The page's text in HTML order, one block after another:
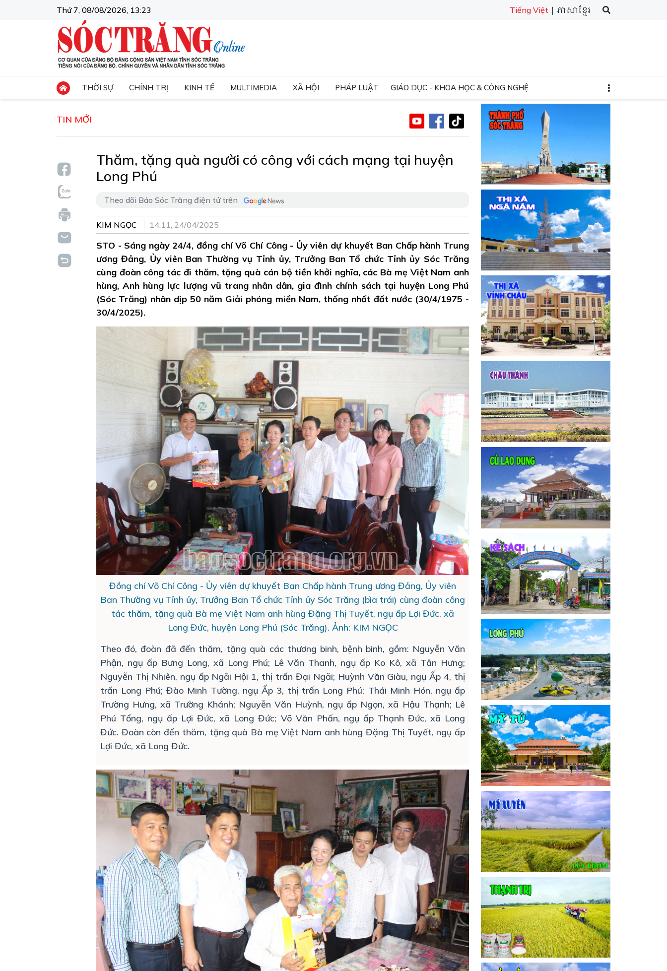
Thứ 7, 08/08/2026, 13:23 Tiếng Việt | ភាសាខ្មែរ
THỜI SỰ CHÍNH TRỊ KINH TẾ MULTIMEDIA XÃ HỘI PHÁP LUẬT GIÁO DỤC - KHOA HỌC & CÔNG NGHỆ
TIN MỚI
Thăm, tặng quà người có công với cách mạng tại huyện
Long Phú
Theo dõi Báo Sóc Trăng điện tử trên
KIM NGỌC 14:11, 24/04/2025
STO - Sáng ngày 24/4, đồng chí Võ Chí Công - Ủy viên dự khuyết Ban Chấp hành Trung
ương Đảng, Ủy viên Ban Thường vụ Tỉnh ủy, Trưởng Ban Tổ chức Tỉnh ủy Sóc Trăng
cùng đoàn công tác đi thăm, tặng quà cán bộ tiền khởi nghĩa, các Bà mẹ Việt Nam anh
hùng, Anh hùng lực lượng vũ trang nhân dân, gia đình chính sách tại huyện Long Phú
(Sóc Trăng) nhân dịp 50 năm Giải phóng miền Nam, thống nhất đất nước (30/4/1975 -
30/4/2025).
Đồng chí Võ Chí Công - Ủy viên dự khuyết Ban Chấp hành Trung ương Đảng, Ủy viên
Ban Thường vụ Tỉnh ủy, Trưởng Ban Tổ chức Tỉnh ủy Sóc Trăng (bìa trái) cùng đoàn công
tác thăm, tặng quà Bà mẹ Việt Nam anh hùng Đặng Thị Tuyết, ngụ ấp Lợi Đức, xã
Long Đức, huyện Long Phú (Sóc Trăng). Ảnh: KIM NGỌC
Theo đó, đoàn đã đến thăm, tặng quà các thương binh, bệnh binh, gồm: Nguyễn Văn
Phận, ngụ ấp Bưng Long, xã Long Phú; Lê Văn Thanh, ngụ ấp Ko Kô, xã Tân Hưng;
Nguyễn Thị Nhiên, ngụ ấp Ngãi Hội 1, thị trấn Đại Ngãi; Huỳnh Văn Giàu, ngụ Ấp 4, thị
trấn Long Phú; Đào Minh Tường, ngụ Ấp 3, thị trấn Long Phú; Thái Minh Hón, ngụ ấp
Trường Hưng, xã Trường Khánh; Nguyễn Văn Huỳnh, ngụ ấp Ngọn, xã Hậu Thạnh; Lê
Phú Tổng, ngụ ấp Lợi Đức, xã Long Đức; Võ Văn Phấn, ngụ ấp Thạnh Đức, xã Long
Đức. Đoàn còn đến thăm, tặng quà Bà mẹ Việt Nam anh hùng Đặng Thị Tuyết, ngụ ấp
Lợi Đức, xã Long Đức.